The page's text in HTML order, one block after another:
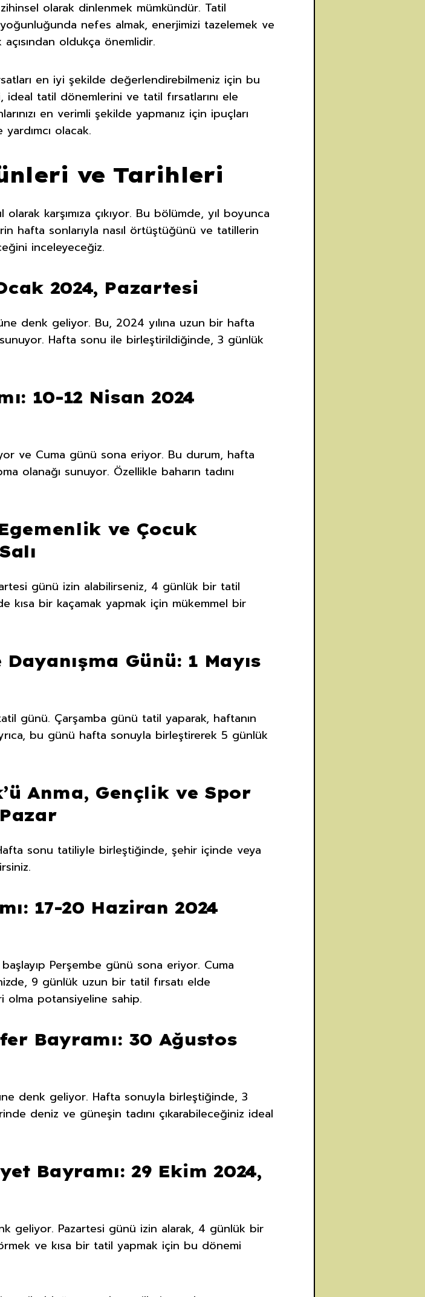
olarak dinlenmek mümkündür. Tatil
nefes almak, enerjimizi tazelemek ve
oldukça önemlidir.
en iyi şekilde değerlendirebilmeniz için bu
ideal tatil dönemlerini ve tatil fırsatlarını ele
en verimli şekilde yapmanız için ipuçları
olacak.
ve Tarihleri
karşımıza çıkıyor. Bu bölümde, yıl boyunca
hafta sonlarıyla nasıl örtüştüğünü ve tatillerin
inceleyeceğiz.
2024, Pazartesi
denk geliyor. Bu, 2024 yılına uzun bir hafta
Hafta sonu ile birleştirildiğinde, 3 günlük
10-12 Nisan 2024
ve Cuma günü sona eriyor. Bu durum, hafta
olanağı sunuyor. Özellikle baharın tadını
ve Çocuk
günü izin alabilirseniz, 4 günlük bir tatil
kısa bir kaçamak yapmak için mükemmel bir
Dayanışma Günü: 1 Mayıs
günü. Çarşamba günü tatil yaparak, haftanın
bu günü hafta sonuyla birleştirerek 5 günlük
Anma, Gençlik ve Spor
sonu tatiliyle birleştiğinde, şehir içinde veya
17-20 Haziran 2024
Perşembe günü sona eriyor. Cuma
9 günlük uzun bir tatil fırsatı elde
olma potansiyeline sahip.
Bayramı: 30 Ağustos
denk geliyor. Hafta sonuyla birleştiğinde, 3
deniz ve güneşin tadını çıkarabileceğiniz ideal
Bayramı: 29 Ekim 2024,
geliyor. Pazartesi günü izin alarak, 4 günlük bir
ve kısa bir tatil yapmak için bu dönemi